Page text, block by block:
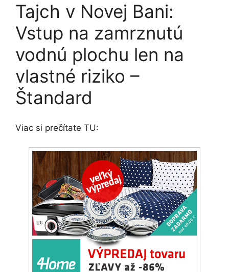
Tajch v Novej Bani:
Vstup na zamrznutú
vodnú plochu len na
vlastné riziko –
Štandard
Viac si prečítate TU: